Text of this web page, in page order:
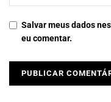
Salvar meus dados
eu comentar.